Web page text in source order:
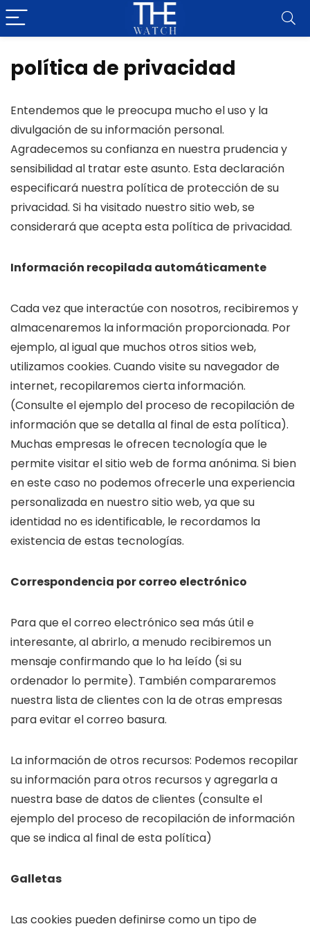
política de privacidad
Entendemos que le preocupa mucho el uso y la
divulgación de su información personal.
Agradecemos su confianza en nuestra prudencia y
sensibilidad al tratar este asunto. Esta declaración
especificará nuestra política de protección de su
privacidad. Si ha visitado nuestro sitio web, se
considerará que acepta esta política de privacidad.
Información recopilada automáticamente
Cada vez que interactúe con nosotros, recibiremos y
almacenaremos la información proporcionada. Por
ejemplo, al igual que muchos otros sitios web,
utilizamos cookies. Cuando visite su navegador de
internet, recopilaremos cierta información.
(Consulte el ejemplo del proceso de recopilación de
información que se detalla al final de esta política).
Muchas empresas le ofrecen tecnología que le
permite visitar el sitio web de forma anónima. Si bien
en este caso no podemos ofrecerle una experiencia
personalizada en nuestro sitio web, ya que su
identidad no es identificable, le recordamos la
existencia de estas tecnologías.
Correspondencia por correo electrónico
Para que el correo electrónico sea más útil e
interesante, al abrirlo, a menudo recibiremos un
mensaje confirmando que lo ha leído (si su
ordenador lo permite). También compararemos
nuestra lista de clientes con la de otras empresas
para evitar el correo basura.
La información de otros recursos: Podemos recopilar
su información para otros recursos y agregarla a
nuestra base de datos de clientes (consulte el
ejemplo del proceso de recopilación de información
que se indica al final de esta política)
Galletas
Las cookies pueden definirse como un tipo de